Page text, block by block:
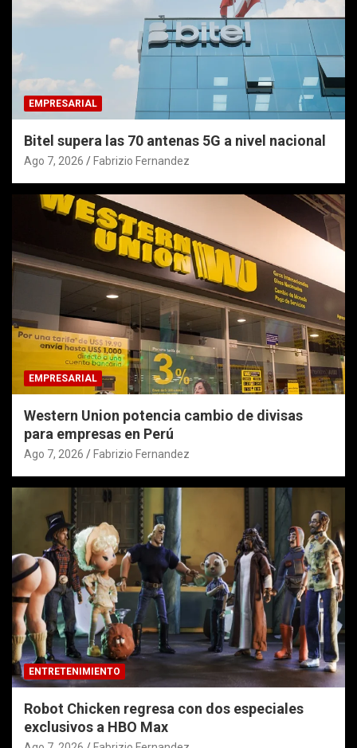
EMPRESARIAL
Bitel supera las 70 antenas 5G a nivel nacional
Ago 7, 2026 Fabrizio Fernandez
EMPRESARIAL
Western Union potencia cambio de divisas
para empresas en Perú
Ago 7, 2026 Fabrizio Fernandez
ENTRETENIMIENTO
Robot Chicken regresa con dos especiales
exclusivos a HBO Max